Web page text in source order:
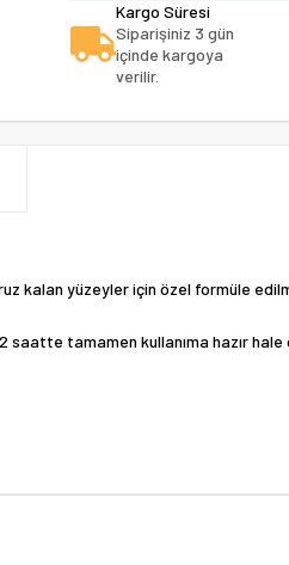
Kargo Süresi
Siparişiniz 3 gün
içinde kargoya
verilir.
kalan yüzeyler için özel formüle
saatte tamamen kullanıma hazır hale